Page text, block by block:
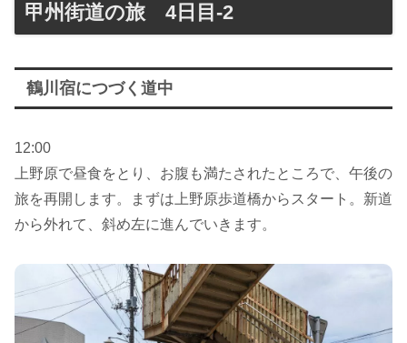
甲州街道の旅 4日目-2
鶴川宿につづく道中
12:00
上野原で昼食をとり、お腹も満たされたところで、午後の
旅を再開します。まずは上野原歩道橋からスタート。新道
から外れて、斜め左に進んでいきます。